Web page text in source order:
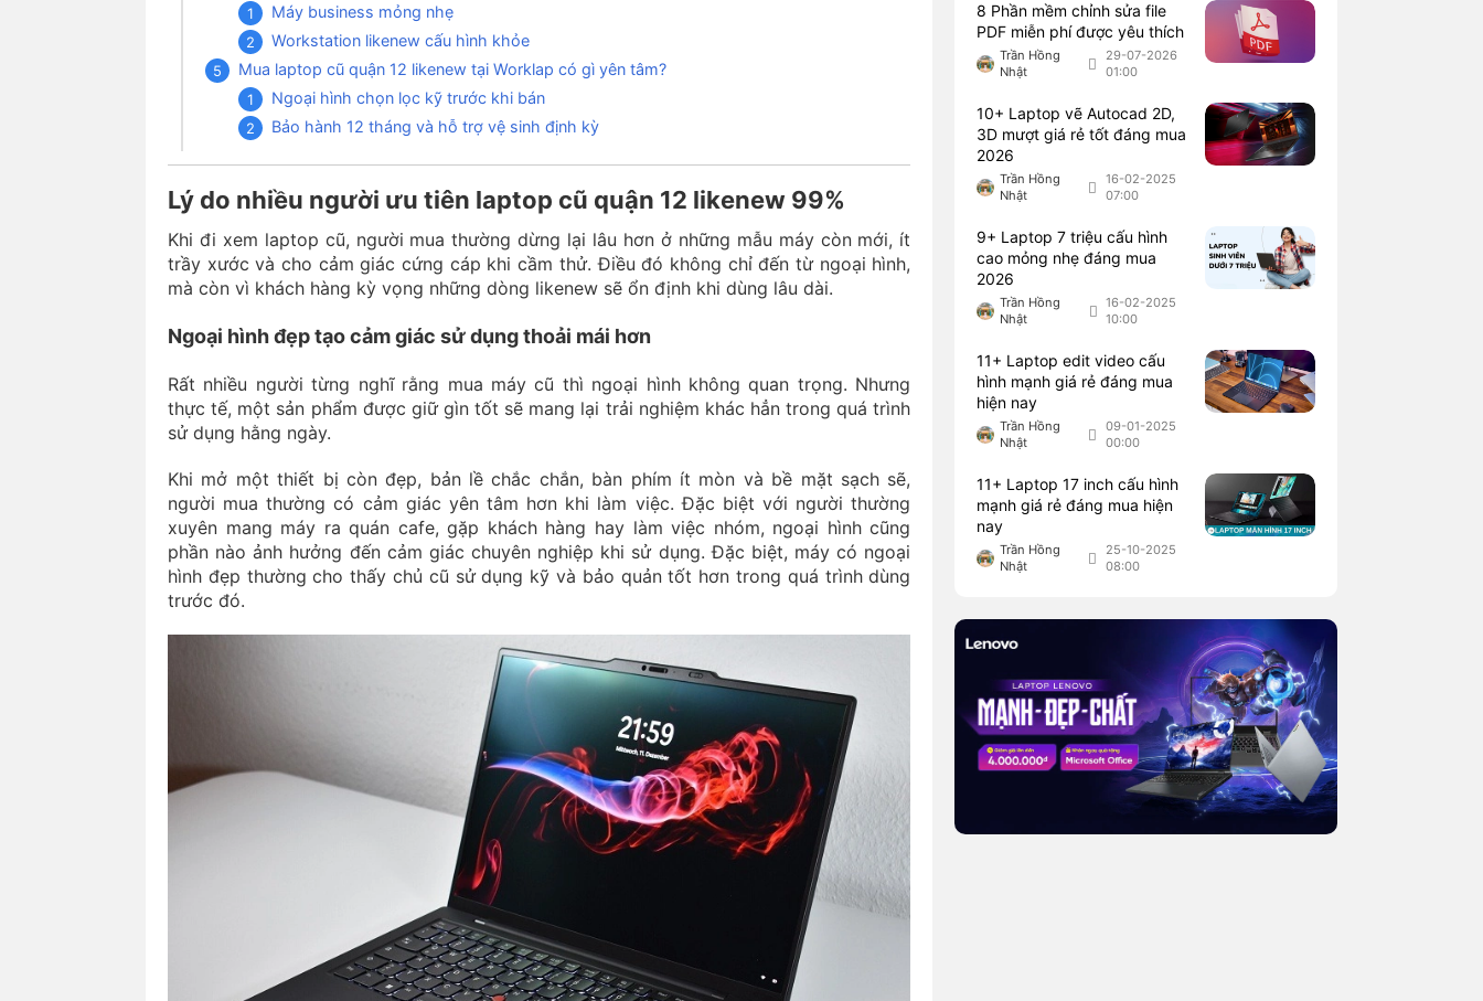
Máy business mỏng nhẹ
Workstation likenew cấu hình khỏe
Mua laptop cũ quận 12 likenew tại Worklap có gì yên tâm?
Ngoại hình chọn lọc kỹ trước khi bán
Bảo hành 12 tháng và hỗ trợ vệ sinh định kỳ
Lý do nhiều người ưu tiên laptop cũ quận 12 likenew 99%
Khi đi xem laptop cũ, người mua thường dừng lại lâu hơn ở những mẫu máy còn mới, ít
trầy xước và cho cảm giác cứng cáp khi cầm thử. Điều đó không chỉ đến từ ngoại hình,
mà còn vì khách hàng kỳ vọng những dòng likenew sẽ ổn định khi dùng lâu dài.
Ngoại hình đẹp tạo cảm giác sử dụng thoải mái hơn
Rất nhiều người từng nghĩ rằng mua máy cũ thì ngoại hình không quan trọng. Nhưng
thực tế, một sản phẩm được giữ gìn tốt sẽ mang lại trải nghiệm khác hẳn trong quá trình
sử dụng hằng ngày.
Khi mở một thiết bị còn đẹp, bản lề chắc chắn, bàn phím ít mòn và bề mặt sạch sẽ,
người mua thường có cảm giác yên tâm hơn khi làm việc. Đặc biệt với người thường
xuyên mang máy ra quán cafe, gặp khách hàng hay làm việc nhóm, ngoại hình cũng
phần nào ảnh hưởng đến cảm giác chuyên nghiệp khi sử dụng. Đặc biệt, máy có ngoại
hình đẹp thường cho thấy chủ cũ sử dụng kỹ và bảo quản tốt hơn trong quá trình dùng
trước đó.
8 Phần mềm chỉnh sửa file
PDF miễn phí được yêu thích
Trần Hồng
Nhật
29-07-2026
01:00
10+ Laptop vẽ Autocad 2D,
3D mượt giá rẻ tốt đáng mua
2026
Trần Hồng
Nhật
16-02-2025
07:00
9+ Laptop 7 triệu cấu hình
cao mỏng nhẹ đáng mua
2026
Trần Hồng
Nhật
16-02-2025
10:00
11+ Laptop edit video cấu
hình mạnh giá rẻ đáng mua
hiện nay
Trần Hồng
Nhật
09-01-2025
00:00
11+ Laptop 17 inch cấu hình
mạnh giá rẻ đáng mua hiện
nay
Trần Hồng
Nhật
25-10-2025
08:00